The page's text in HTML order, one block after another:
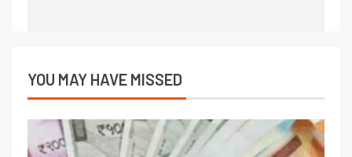
YOU MAY HAVE MISSED